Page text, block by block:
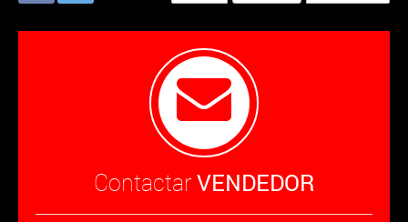
ContactarVENDEDOR